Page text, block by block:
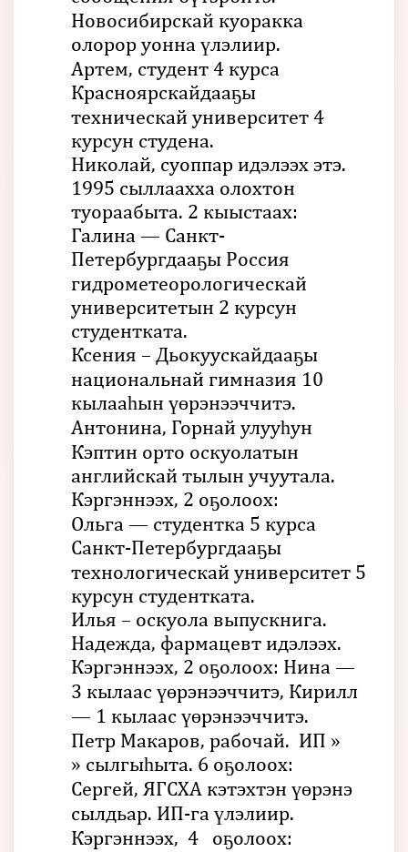
Новосибирскай куоракка
олорор уонна үлэлиир.
Артем, студент 4 курса
Красноярскайдааҕы
техническай университет 4
курсун студена.
Николай, суоппар идэлээх этэ.
1995 сыллаахха олохтон
туораабыта. 2 кыыстаах:
Галина — Санкт-
Петербургдааҕы Россия
гидрометеорологическай
университетын 2 курсун
студентката.
Ксения – Дьокуускайдааҕы
национальнай гимназия 10
кылааһын үөрэнээччитэ.
Антонина, Горнай улууһун
Кэптин орто оскуолатын
английскай тылын учуутала.
Кэргэннээх, 2 оҕолоох:
Ольга — студентка 5 курса
Санкт-Петербургдааҕы
технологическай университет 5
курсун студентката.
Илья – оскуола выпускнига.
Надежда, фармацевт идэлээх.
Кэргэннээх, 2 оҕолоох: Нина —
3 кылаас үөрэнээччитэ, Кирилл
— 1 кылаас үөрэнээччитэ.
Петр Макаров, рабочай. ИП »
» сылгыһыта. 6 оҕолоох:
Сергей, ЯГСХА кэтэхтэн үөрэнэ
сылдьар. ИП-га үлэлиир.
Кэргэннээх, 4 оҕолоох: